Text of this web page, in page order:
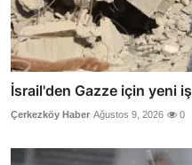
İsrail'den Gazze için yeni
Çerkezköy Haber Ağustos 9, 2026 0